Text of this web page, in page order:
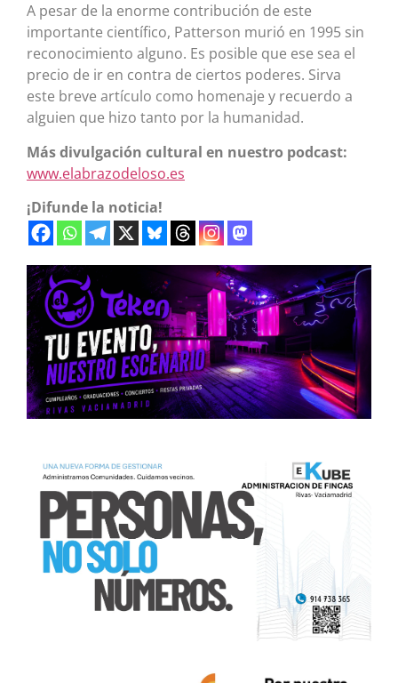
A pesar de la enorme contribución de este
importante científico, Patterson murió en 1995 sin
reconocimiento alguno. Es posible que ese sea el
precio de ir en contra de ciertos poderes. Sirva
este breve artículo como homenaje y recuerdo a
alguien que hizo tanto por la humanidad.
Más divulgación cultural en nuestro podcast:
www.elabrazodeloso.es
¡Difunde la noticia!